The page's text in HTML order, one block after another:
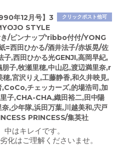
クリックポスト他可
年12月号】3
STYLE
/ピンナップ'ribbo付付/YONG
=西田ひかる/酒井法子/赤坂晃/佐
子,西田ひかる光GENJI,高岡早紀,
子,牧瀬里穂,中山忍,渡辺満里奈,r
,宮沢りえ,工藤静香,和久井映見,
,CoCo,チェッカーズ,的場浩司,加
子,CHA-CHA,織田裕二,田中陽
,少年隊,浜田万葉,川越美和,宍戸
PRINCESS/集英社
はキレイです。
化はご理解くださいませ。